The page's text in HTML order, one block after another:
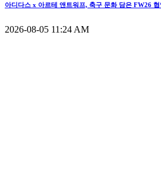
아디다스 x 아르테 앤트워프, 축구 문화 담은 FW26
2026-08-05 11:24 AM